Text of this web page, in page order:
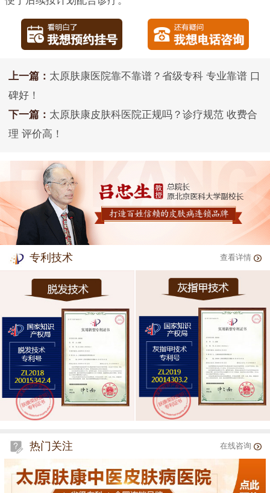
上一篇： 太原肤康医院靠不靠谱？省级专科 专业靠谱 口
碑好！
下一篇： 太原肤康皮肤科医院正规吗？诊疗规范 收费合
理 评价高！
专利技术 查看详情
热门关注 在线咨询